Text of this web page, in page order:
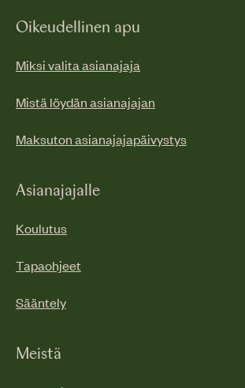
Oikeudellinen apu
Miksi valita asianajaja
Mistä löydän asianajajan
Maksuton asianajajapäivystys
Asianajajalle
Koulutus
Tapaohjeet
Sääntely
Meistä